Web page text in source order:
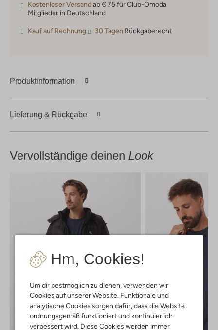
Hm, Cookies!
Um dir bestmöglich zu dienen, verwenden wir
Cookies auf unserer Website. Funktionale und
analytische Cookies sorgen dafür, dass die Website
ordnungsgemäß funktioniert und kontinuierlich
verbessert wird. Diese Cookies werden immer
Kostenloser Versandab € 75 für Club-Omoda
Mitglieder in Deutschland
Kauf auf Rechnung 30 Tagen Rückgaberecht
Produktinformation
Lieferung & Rückgabe
Vervollständige deinen Look